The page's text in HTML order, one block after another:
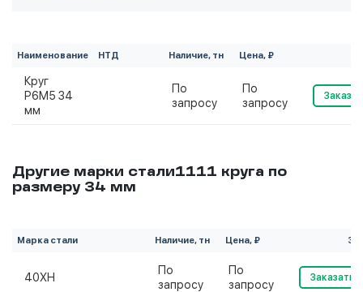
Наименование НТД Наличие, тн Цена, ₽
Круг
Р6М5 34
мм
По
запросу
По
запросу
Другие марки стали1111 круга по
размеру 34 мм
Марка стали Наличие, тн Цена, ₽
40ХН
По
запросу
По
запросу
Заказать